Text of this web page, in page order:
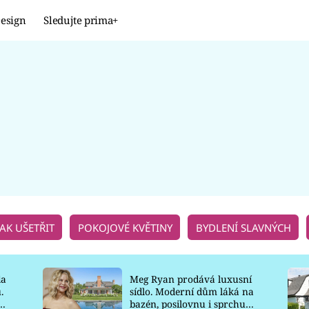
Sledujte prima+
UŠETŘIT POKOJOVÉ KVĚTINY BYDLENÍ SLAVNÝCH
Meg Ryan prodává luxusní
sídlo. Moderní dům láká na
bazén, posilovnu i sprchu